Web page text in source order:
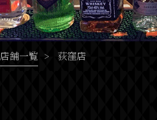
店舗一覧 > 荻窪店